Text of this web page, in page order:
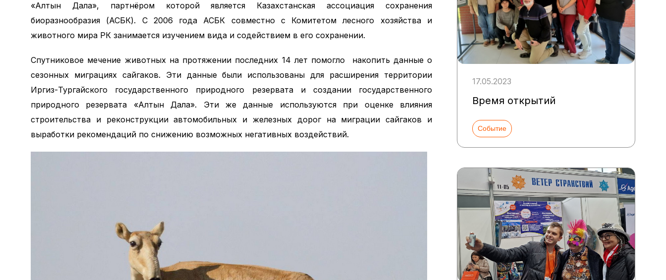
«Алтын Дала», партнёром которой является Казахстанская ассоциация сохранения
биоразнообразия (АСБК). С 2006 года АСБК совместно с Комитетом лесного хозяйства и
животного мира РК занимается изучением вида и содействием в его сохранении.
Спутниковое мечение животных на протяжении последних 14 лет помогло накопить данные о
сезонных миграциях сайгаков. Эти данные были использованы для расширения территории
Иргиз-Тургайского государственного природного резервата и создании государственного
природного резервата «Алтын Дала». Эти же данные используются при оценке влияния
строительства и реконструкции автомобильных и железных дорог на миграции сайгаков и
выработки рекомендаций по снижению возможных негативных воздействий.
17.05.2023
Время открытий
Событие